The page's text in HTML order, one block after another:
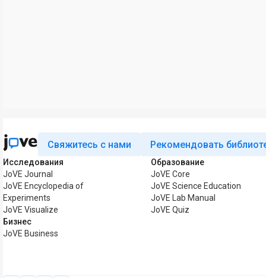
Свяжитесь с нами Рекомендовать
Исследования
JoVE Journal
JoVE Encyclopedia of
Experiments
JoVE Visualize
Бизнес
JoVE Business
Образование
JoVE Core
JoVE Science Education
JoVE Lab Manual
JoVE Quiz